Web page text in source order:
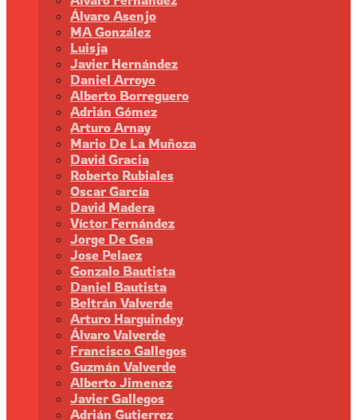
Álvaro Asenjo
MA González
Luisja
Javier Hernández
Daniel Arroyo
Alberto Borreguero
Adrián Gómez
Arturo Arnay
Mario De La Muñoza
David Gracia
Roberto Rubiales
Oscar García
David Madera
Víctor Fernández
Jorge De Gea
Jose Pelaez
Gonzalo Bautista
Daniel Bautista
Beltrán Valverde
Arturo Harguindey
Álvaro Valverde
Francisco Gallegos
Guzmán Valverde
Alberto Jimenez
Javier Gallegos
Adrián Gutierrez